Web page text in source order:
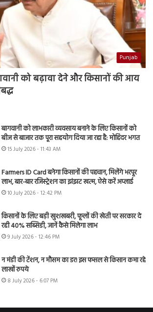
Punjab
को बढ़ावा देने और किसानों की आय
बागवानी को लाभकारी व्यवसाय बनाने के लिए किसानों को
बीज से बाजार तक पूरा सहयोग दिया जा रहा है: मोहिंदर भगत
15 July 2026 - 11:43 AM
Farmers ID Card बनेगा किसानों की पहचान, मिलेंगे भरपूर
लाभ, बार-बार रजिस्ट्रेशन का झंझट खत्म, ऐसे करें अप्लाई
10 July 2026 - 12:42 PM
किसानों के लिए बड़ी खुशखबरी, फूलों की खेती पर सरकार दे
रही 40% सब्सिडी, जानें कैसे मिलेगा लाभ
9 July 2026 - 12:46 PM
न मंडी की टेंशन, न मौसम का डर! इस फसल से किसान कमा रहे
लाखों रुपये
8 July 2026 - 6:07 PM